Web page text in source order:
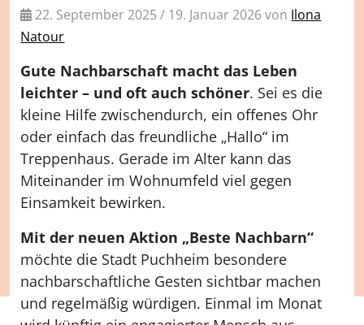
22. September 2025 / 19. Januar 2026von Ilona
Natour
Gute Nachbarschaft macht das Leben
leichter– und oft auch schöner. Sei es die
kleine Hilfe zwischendurch, ein offenes Ohr
oder einfach das freundliche „Hallo“ im
Treppenhaus. Gerade im Alter kann das
Miteinander im Wohnumfeld viel gegen
Einsamkeit bewirken.
Mit der neuen Aktion „Beste Nachbarn“
möchte die Stadt Puchheim besondere
nachbarschaftliche Gesten sichtbar machen
und regelmäßig würdigen. Einmal im Monat